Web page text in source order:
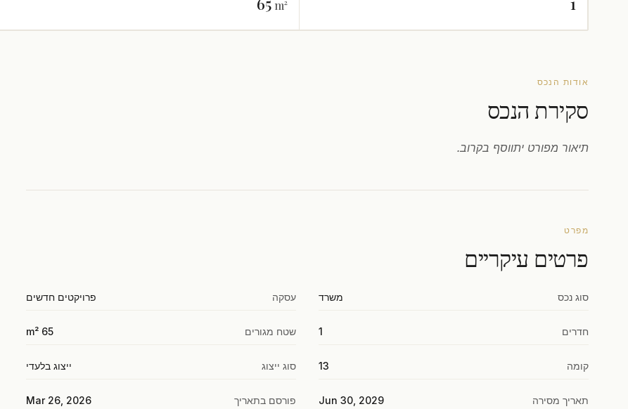
m²
אודות הנכס
סקירת הנכס
תיאור מפורט יתווסף בקרוב.
מפרט
פרטים עיקריים
סוג נכס משרד עסקה פרויקטים חדשים
חדרים 1 שטח מגורים 65 m²
קומה 13 סוג ייצוג ייצוג בלעדי
תאריך מסירה Jun 30, 2029 פורסם בתאריך Mar 26, 2026